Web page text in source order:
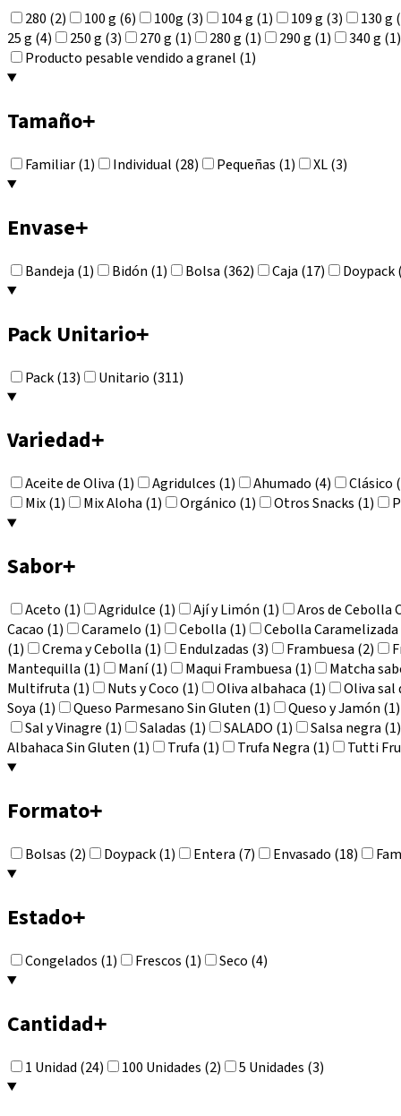
280 (2) 100 g (6) 100g (3) 104 g (1) 109 g (3) 130 g
25 g (4)
250 g (3) 270 g (1) 280 g (1) 290 g (1) 340 g (1)
Producto pesable vendido a granel (1)
Tamaño+
Familiar (1) Individual (28) Pequeñas (1) XL (3)
Envase+
Bandeja (1) Bidón (1) Bolsa (362) Caja (17) Doypack
Pack Unitario+
Pack (13) Unitario (311)
Variedad+
Aceite de Oliva (1) Agridulces (1) Ahumado (4) Clásico
Mix (1)
Mix Aloha (1) Orgánico (1) Otros Snacks (1)
Sabor+
Aceto (1) Agridulce (1) Ají y Limón (1) Aros de Cebolla
Cacao (1)
Caramelo (1) Cebolla (1) Cebolla Caramelizada
(1)
Crema y Cebolla (1) Endulzadas (3) Frambuesa (2)
Mantequilla (1)
Maní (1) Maqui Frambuesa (1) Matcha
Multifruta (1)
Nuts y Coco (1) Oliva albahaca (1) Oliva sal
Soya (1)
Queso Parmesano Sin Gluten (1) Queso y Jamón (1)
Sal y Vinagre (1)
Saladas (1) SALADO (1) Salsa negra (1)
Albahaca Sin Gluten (1)
Trufa (1) Trufa Negra (1) Tutti
Formato+
Bolsas (2) Doypack (1) Entera (7) Envasado (18)
Estado+
Congelados (1) Frescos (1) Seco (4)
Cantidad+
1 Unidad (24) 100 Unidades (2) 5 Unidades (3)